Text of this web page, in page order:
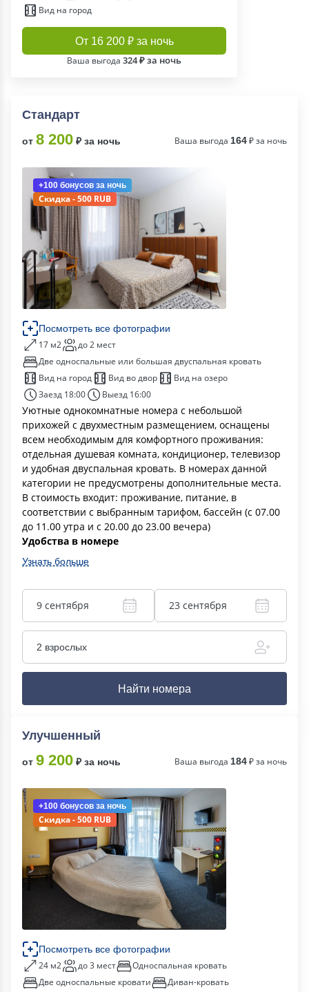
Вид на город
От 16 200 ₽ за ночь
Ваша выгода 324 ₽ за ночь
Стандарт
от 8 200 ₽ за ночь Ваша выгода 164₽ за ночь
+100 бонусов за ночь
Скидка - 500 RUB
Посмотреть все фотографии
17 м2
до 2 мест
Две односпальные или большая двуспальная кровать
Вид на город
Вид во двор
Вид на озеро
Заезд 18:00
Выезд 16:00
Уютные однокомнатные номера с небольшой
прихожей с двухместным размещением, оснащены
всем необходимым для комфортного проживания:
отдельная душевая комната, кондиционер, телевизор
и удобная двуспальная кровать. В номерах данной
категории не предусмотрены дополнительные места.
В стоимость входит: проживание, питание, в
соответствии с выбранным тарифом, бассейн (с 07.00
до 11.00 утра и с 20.00 до 23.00 вечера)
Удобства в номере
Узнать больше
9 сентября 23 сентября
2 взрослых
Найти номера
Улучшенный
от 9 200 ₽ за ночь Ваша выгода 184₽ за ночь
+100 бонусов за ночь
Скидка - 500 RUB
Посмотреть все фотографии
24 м2 до 3 мест
Односпальная кровать
Две односпальные кровати
Диван-кровать